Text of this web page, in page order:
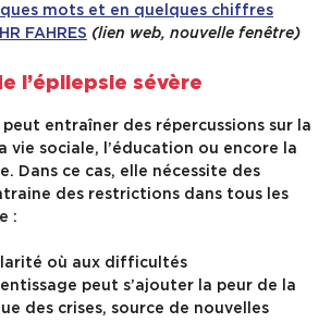
mots et en quelques chiffres
FAHRES (lien web, nouvelle fenêtre)
l’épilepsie sévère
peut entraîner des répercussions sur la
vie sociale, l’éducation ou encore la
Dans ce cas, elle nécessite des
des restrictions dans tous les
:
où aux difficultés
peut s’ajouter la peur de la
des crises, source de nouvelles